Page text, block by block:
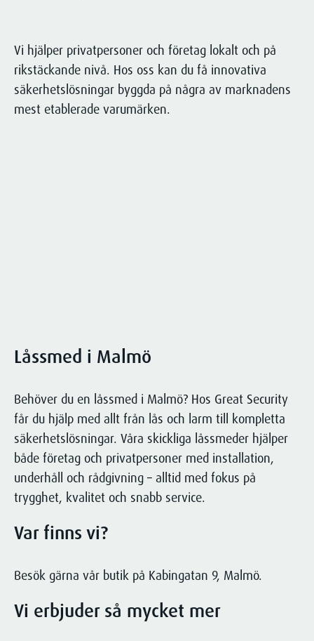
Kontakta oss för att få veta mer om
hur vi kan hjälpa just dig!
Kontakta oss
Vi hjälper privatpersoner och företag lokalt och på
rikstäckande nivå. Hos oss kan du få innovativa
säkerhetslösningar byggda på några av marknadens
mest etablerade varumärken.
Låssmed i Malmö
Behöver du en låssmed i Malmö? Hos Great Security
får du hjälp med allt från lås och larm till kompletta
säkerhetslösningar. Våra skickliga låssmeder hjälper
både företag och privatpersoner med installation,
underhåll och rådgivning – alltid med fokus på
trygghet, kvalitet och snabb service.
Var finns vi?
Besök gärna vår butik på Kabingatan 9, Malmö.
Vi erbjuder så mycket mer